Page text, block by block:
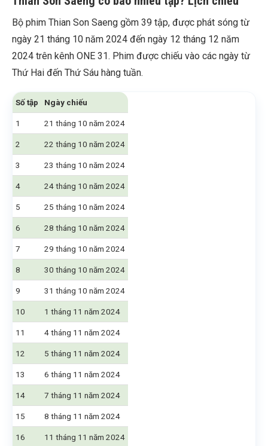
Bộ phim Thian Son Saeng gồm 39 tập, được phát sóng từ
ngày 21 tháng 10 năm 2024 đến ngày 12 tháng 12 năm
2024 trên kênh ONE 31. Phim được chiếu vào các ngày từ
Thứ Hai đến Thứ Sáu hàng tuần.
Số tập Ngày chiếu
1 21 tháng 10 năm 2024
2 22 tháng 10 năm 2024
3 23 tháng 10 năm 2024
4 24 tháng 10 năm 2024
5 25 tháng 10 năm 2024
6 28 tháng 10 năm 2024
7 29 tháng 10 năm 2024
8 30 tháng 10 năm 2024
9 31 tháng 10 năm 2024
10 1 tháng 11 năm 2024
11 4 tháng 11 năm 2024
12 5 tháng 11 năm 2024
13 6 tháng 11 năm 2024
14 7 tháng 11 năm 2024
15 8 tháng 11 năm 2024
16 11 tháng 11 năm 2024